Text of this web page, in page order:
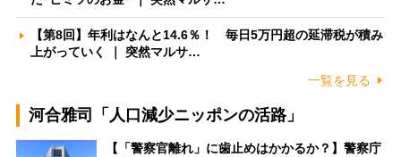
【第8回】年利はなんと14.6％！ 毎日5万円超の延滞税が積み
上がっていく ｜ 突然マルサ…
一覧を見る
河合雅司「人口減少ニッポンの活路」
【「警察官離れ」に歯止めはかかるか？】警察庁